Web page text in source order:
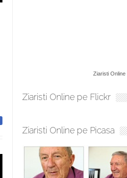
Ziaristi Online
Ziaristi Online pe Flickr
Ziaristi Online pe Picasa